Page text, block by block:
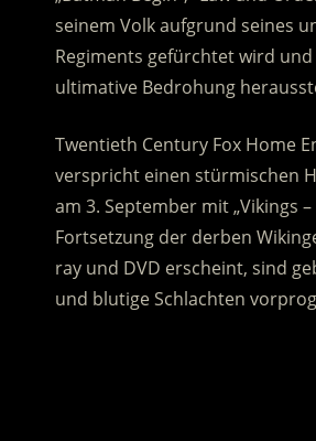
seinem Volk aufgrund seines
Regiments gefürchtet wird und
ultimative Bedrohung
Twentieth Century Fox Home
verspricht einen stürmischen
am 3. September mit „Vikings –
Fortsetzung der derben
ray und DVD erscheint, sind
und blutige Schlachten